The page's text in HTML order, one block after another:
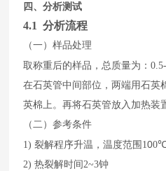
四、分析测试
4.1 分析流程
（一）样品处理
取称重后的样品，总质量为：
在石英管中间部位，两端用石英
英棉上。再将石英管放入加热装
（二）参考条件
1)裂解程序升温，温度范围 100
2)热裂解时间2~3钟